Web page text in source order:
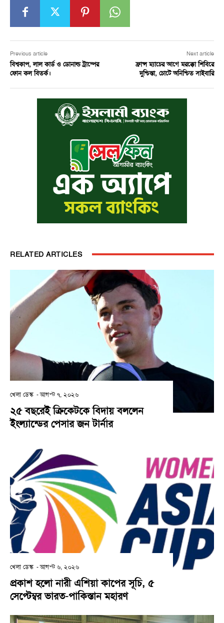
Previous article
বিশ্বকাপ, লাল কার্ড ও ডোনাল্ড ট্রাম্পের
ফোন কল বিতর্ক।
Next article
ফ্রান্স ম্যাচের আগে মরক্কো শিবিরে
দুশ্চিন্তা, চোটে অনিশ্চিত সাইবারি
RELATED ARTICLES
খেলা ডেস্ক -আগস্ট ৭, ২০২৬
২৫ বছরেই ক্রিকেটকে বিদায় বললেন
ইংল্যান্ডের পেসার জন টার্নার
খেলা ডেস্ক -আগস্ট ৬, ২০২৬
প্রকাশ হলো নারী এশিয়া কাপের সূচি, ৫
সেপ্টেম্বর ভারত-পাকিস্তান মহারণ